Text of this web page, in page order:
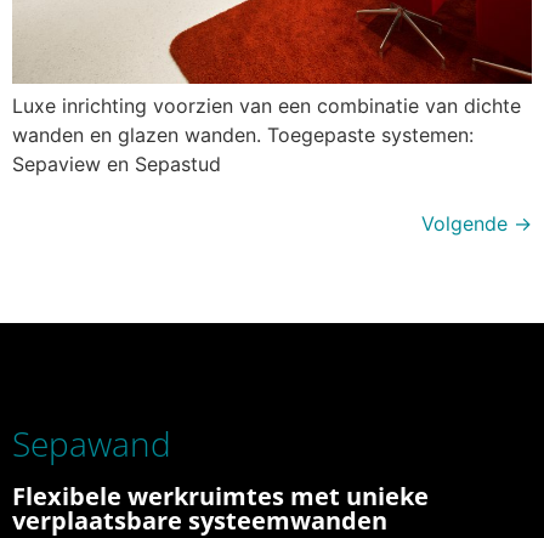
Luxe inrichting voorzien van een combinatie van dichte
wanden en glazen wanden. Toegepaste systemen:
Sepaview en Sepastud
Volgende →
Sepawand
Flexibele werkruimtes met unieke
verplaatsbare systeemwanden